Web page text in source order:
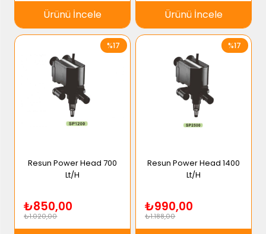
Ürünü İncele Ürünü İncele
Resun Power Head 700
Lt/H
₺850,00
₺1.020,00
%17
Resun Power Head 1400
Lt/H
₺990,00
₺1.188,00
%17